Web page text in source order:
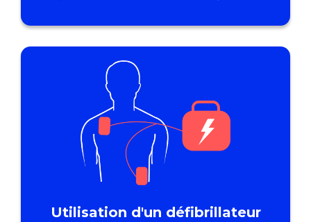
Utilisation d'un défibrillateur